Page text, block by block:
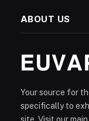
ABOUT US
Your source for
specifically to